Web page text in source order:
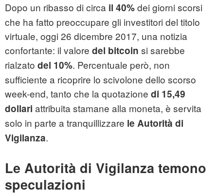
Dopo un ribasso di circa il 40%dei giorni scorsi
che ha fatto preoccupare gli investitori del titolo
virtuale, oggi 26 dicembre 2017, una notizia
confortante: il valore del bitcoin si sarebbe
rialzato del 10%. Percentuale però, non
sufficiente a ricoprire lo scivolone dello scorso
week-end, tanto che la quotazione di 15,49
dollari attribuita stamane alla moneta, è servita
solo in parte a tranquillizzare le Autorità di
Vigilanza.
Le Autorità di Vigilanza temono
speculazioni